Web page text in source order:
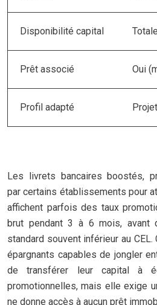
Disponibilité capital
Prêt associé Oui
Profil adapté
Les livrets bancaires boostés,
par certains établissements pour
affichent parfois des taux
brut pendant 3 à 6 mois, avant
standard souvent inférieur au
épargnants capables de jongler
de transférer leur capital à
promotionnelles, mais elle exige
ne donne accès à aucun prêt